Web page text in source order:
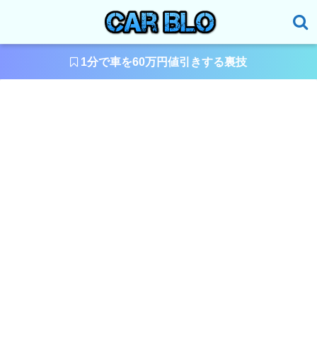
1分で車を60万円値引きする裏技